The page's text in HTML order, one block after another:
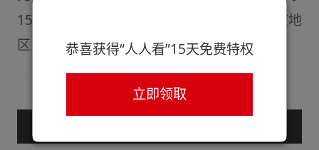
15元/吨，对上海现货报价升水50元/吨，宁波地
区主流对2606合约进行报价...
恭喜获得“人人看”15天免费特权
立即领取